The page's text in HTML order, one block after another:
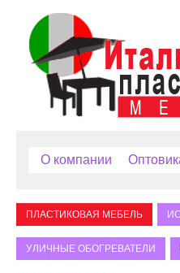
О компании
ПЛАСТИКОВАЯ МЕБЕЛЬ
УЛИЧНЫЕ ОБОГРЕВАТЕЛИ